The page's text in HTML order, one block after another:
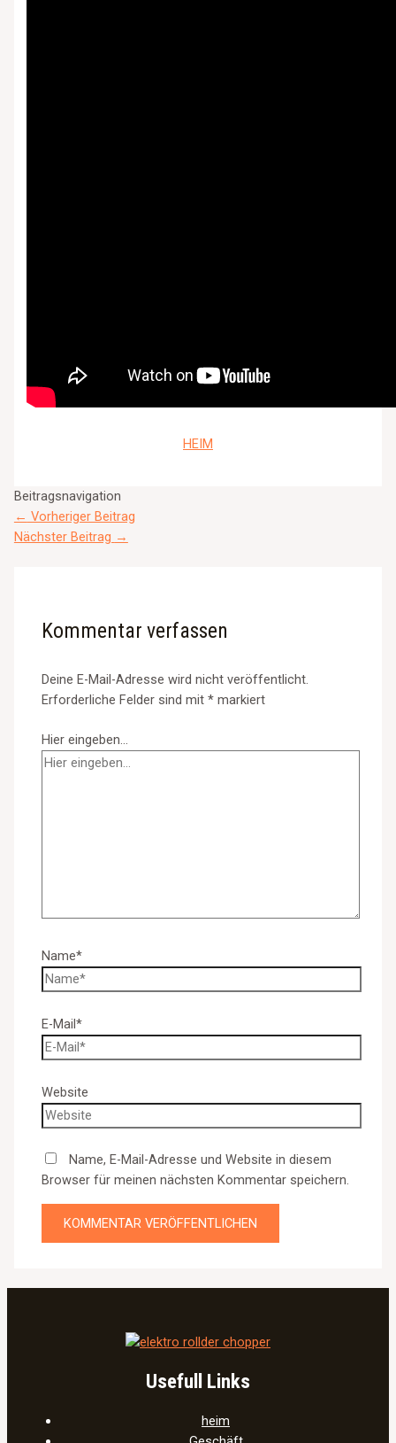
HEIM
Beitragsnavigation
← Vorheriger Beitrag
Nächster Beitrag →
Kommentar verfassen
Deine E-Mail-Adresse wird nicht veröffentlicht.
Erforderliche Felder sind mit* markiert
Hier eingeben…
Name*
E-Mail*
Website
Name, E-Mail-Adresse und Website in diesem
Browser für meinen nächsten Kommentar speichern.
Usefull Links
heim